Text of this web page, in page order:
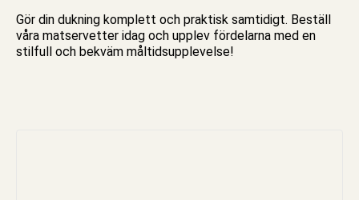
Gör din dukning komplett och praktisk samtidigt. Beställ
våra matservetter idag och upplev fördelarna med en
stilfull och bekväm måltidsupplevelse!